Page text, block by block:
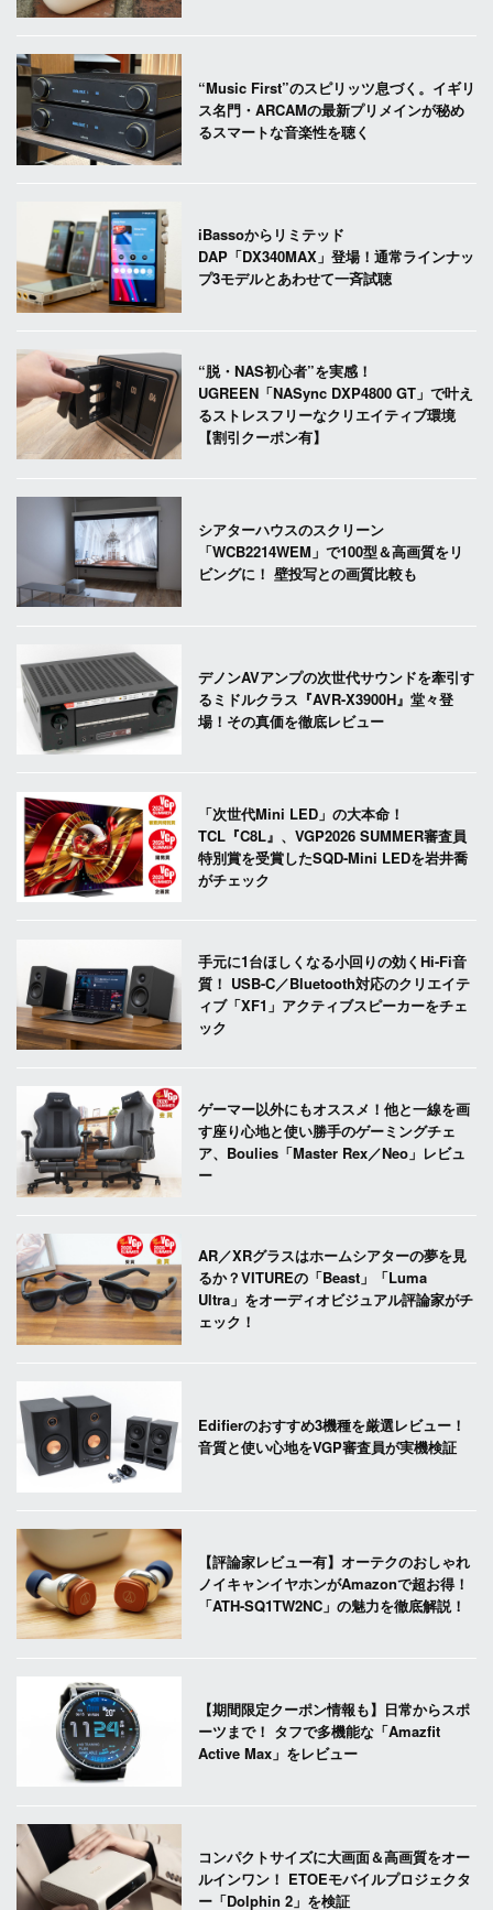
“Music First”のスピリッツ息づく。イギリ
ス名門・ARCAMの最新プリメインが秘め
るスマートな音楽性を聴く
iBassoからリミテッド
DAP「DX340MAX」登場！通常ラインナッ
プ3モデルとあわせて一斉試聴
“脱・NAS初心者”を実感！
UGREEN「NASync DXP4800 GT」で叶え
るストレスフリーなクリエイティブ環境
【割引クーポン有】
シアターハウスのスクリーン
「WCB2214WEM」で100型＆高画質をリ
ビングに！ 壁投写との画質比較も
デノンAVアンプの次世代サウンドを牽引す
るミドルクラス『AVR-X3900H』堂々登
場！その真価を徹底レビュー
「次世代Mini LED」の大本命！
TCL『C8L』、VGP2026 SUMMER審査員
特別賞を受賞したSQD-Mini LEDを岩井喬
がチェック
手元に1台ほしくなる小回りの効くHi-Fi音
質！ USB-C／Bluetooth対応のクリエイテ
ィブ「XF1」アクティブスピーカーをチェ
ック
ゲーマー以外にもオススメ！他と一線を画
す座り心地と使い勝手のゲーミングチェ
ア、Boulies「Master Rex／Neo」レビュ
ー
AR／XRグラスはホームシアターの夢を見
るか？VITUREの「Beast」「Luma
Ultra」をオーディオビジュアル評論家がチ
ェック！
Edifierのおすすめ3機種を厳選レビュー！
音質と使い心地をVGP審査員が実機検証
【評論家レビュー有】オーテクのおしゃれ
ノイキャンイヤホンがAmazonで超お得！
「ATH-SQ1TW2NC」の魅力を徹底解説！
【期間限定クーポン情報も】日常からスポ
ーツまで！ タフで多機能な「Amazfit
Active Max」をレビュー
コンパクトサイズに大画面＆高画質をオー
ルインワン！ ETOEモバイルプロジェクタ
ー「Dolphin 2」を検証